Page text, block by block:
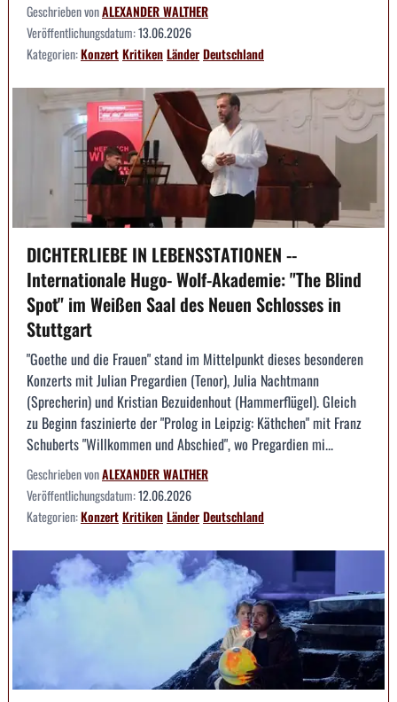
Geschrieben vonALEXANDER WALTHER
Veröffentlichungsdatum:13.06.2026
Kategorien:KonzertKritikenLänderDeutschland
DICHTERLIEBE IN LEBENSSTATIONEN --
Internationale Hugo- Wolf-Akademie: "The Blind
Spot" im Weißen Saal des Neuen Schlosses in
Stuttgart
"Goethe und die Frauen" stand im Mittelpunkt dieses besonderen
Konzerts mit Julian Pregardien (Tenor), Julia Nachtmann
(Sprecherin) und Kristian Bezuidenhout (Hammerflügel). Gleich
zu Beginn faszinierte der "Prolog in Leipzig: Käthchen" mit Franz
Schuberts "Willkommen und Abschied", wo Pregardien mi...
Geschrieben vonALEXANDER WALTHER
Veröffentlichungsdatum:12.06.2026
Kategorien:KonzertKritikenLänderDeutschland